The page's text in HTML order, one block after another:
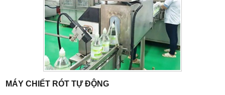
MÁY CHIẾT RÓT TỰ ĐỘNG